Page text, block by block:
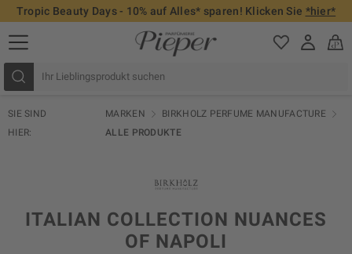
Tropic Beauty Days - 10% auf Alles* sparen! Klicken Sie *hier*
SIE SIND
HIER:
MARKEN
BIRKHOLZ PERFUME MANUFACTURE
ALLE PRODUKTE
ITALIAN COLLECTION NUANCES
OF NAPOLI